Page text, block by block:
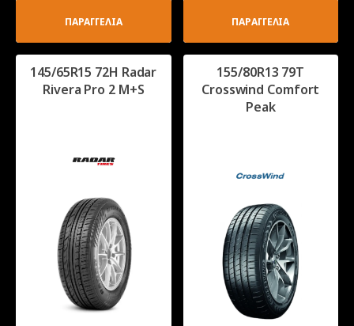
ΠΑΡΑΓΓΕΛΙΑ ΠΑΡΑΓΓΕΛΙΑ
145/65R15 72Η Radar
Rivera Pro 2 M+S
155/80R13 79T
Crosswind Comfort
Peak